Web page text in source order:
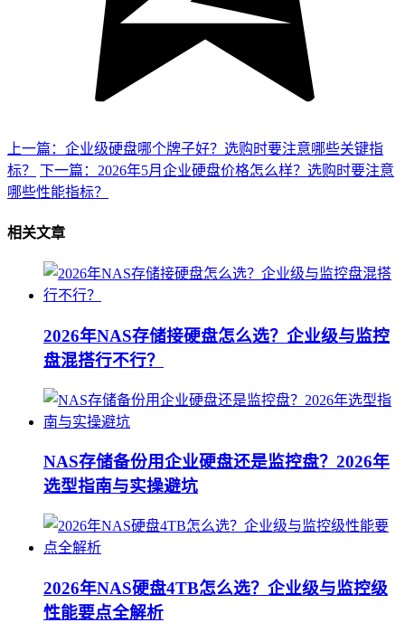
上一篇：企业级硬盘哪个牌子好？选购时要注意哪些关键指
标？
下一篇：2026年5月企业硬盘价格怎么样？选购时要注意
哪些性能指标？
相关文章
2026年NAS存储接硬盘怎么选？企业级与监控
盘混搭行不行？
NAS存储备份用企业硬盘还是监控盘？2026年
选型指南与实操避坑
2026年NAS硬盘4TB怎么选？企业级与监控级
性能要点全解析